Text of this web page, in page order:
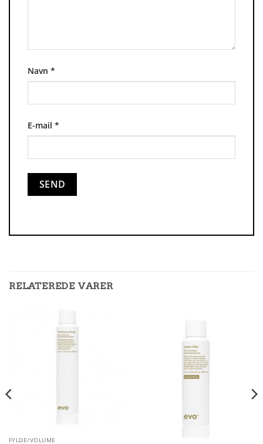
Navn *
E-mail *
RELATEREDE VARER
FYLDE/VOLUME